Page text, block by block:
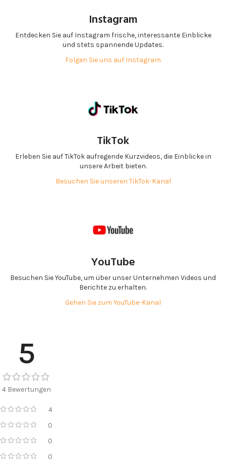
Instagram
Entdecken Sie auf Instagram frische, interessante Einblicke
und stets spannende Updates.
Folgen Sie uns auf Instagram
TikTok
Erleben Sie auf TikTok aufregende Kurzvideos, die Einblicke in
unsere Arbeit bieten.
Besuchen Sie unseren TikTok-Kanal
YouTube
Besuchen Sie YouTube, um über unser Unternehmen Videos und
Berichte zu erhalten.
Gehen Sie zum YouTube-Kanal
5
4 Bewertungen
4
0
0
0